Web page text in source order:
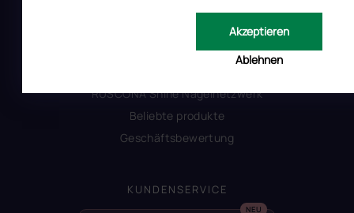
Ablehnen
Akzeptieren
Alles zum Verbot von TPO
Glossar der Begriffe
RUSCONA Shine Nagelnetzwerk
Beliebte produkte
Geschäftsbewertung
KUNDENSERVICE